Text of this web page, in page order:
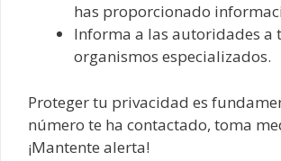
has proporcionado
Informa a las autoridades a
organismos especializados.
Proteger tu privacidad es
número te ha contactado, toma
¡Mantente alerta!